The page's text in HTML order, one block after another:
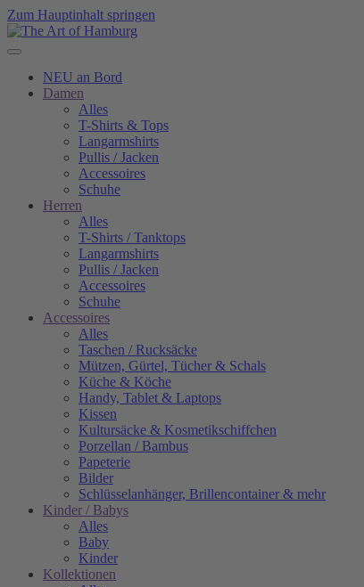
Zum Hauptinhalt springen
NEU an Bord
Damen
Alles
T-Shirts & Tops
Langarmshirts
Pullis / Jacken
Accessoires
Schuhe
Herren
Alles
T-Shirts / Tanktops
Langarmshirts
Pullis / Jacken
Accessoires
Schuhe
Accessoires
Alles
Taschen / Rucksäcke
Mützen, Gürtel, Tücher & Schals
Küche & Köche
Handy, Tablet & Laptops
Kissen
Kultursäcke & Kosmetikschiffchen
Porzellan / Bambus
Papeterie
Bilder
Schlüsselanhänger, Brillencontainer & mehr
Kinder / Babys
Alles
Baby
Kinder
Kollektionen